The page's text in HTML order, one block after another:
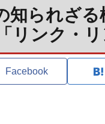
知られざ
リンク・リ
Facebook